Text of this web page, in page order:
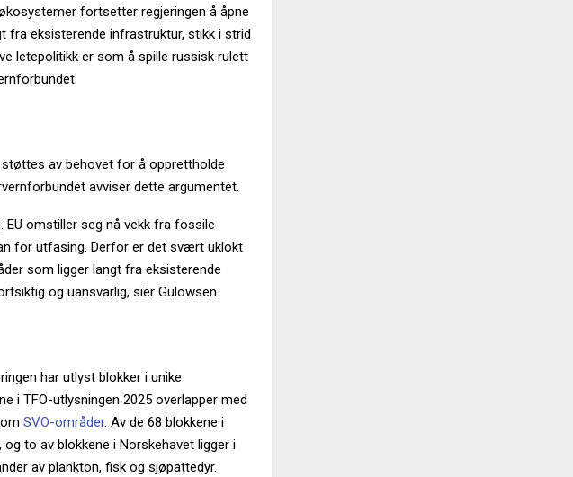
fortsetter regjeringen å åpne
fra eksisterende infrastruktur, stikk i strid
letepolitikk er som å spille russisk rulett
støttes av behovet for å opprettholde
avviser dette argumentet.
EU omstiller seg nå vekk fra fossile
for utfasing. Derfor er det svært uklokt
som ligger langt fra eksisterende
og uansvarlig, sier Gulowsen.
har utlyst blokker i unike
i TFO-utlysningen 2025 overlapper med
SVO-områder. Av de 68 blokkene i
to av blokkene i Norskehavet ligger i
av plankton, fisk og sjøpattedyr.